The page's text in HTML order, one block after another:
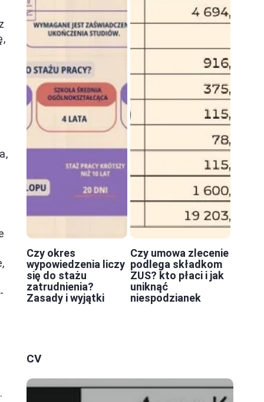
Czy okres
wypowiedzenia liczy
się do stażu
zatrudnienia?
Zasady i wyjątki
Czy umowa zlecenie
podlega składkom
ZUS? kto płaci i jak
uniknąć
niespodzianek
CV